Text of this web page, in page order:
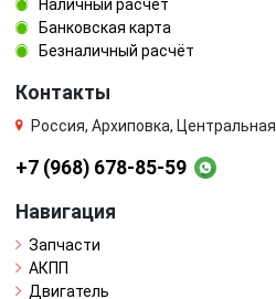
Наличный расчёт
Банковская карта
Безналичный расчёт
Контакты
Россия, Архиповка, Центральная
+7 (968) 678-85-59
Навигация
Запчасти
АКПП
Двигатель